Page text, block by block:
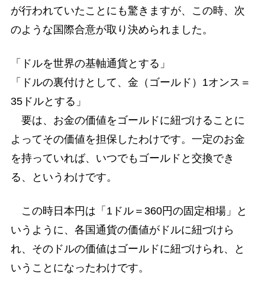
が行われていたことにも驚きますが、この時、次
のような国際合意が取り決められました。
「ドルを世界の基軸通貨とする」
「ドルの裏付けとして、金（ゴールド）1オンス＝
35ドルとする」
要は、お金の価値をゴールドに紐づけることに
よってその価値を担保したわけです。一定のお金
を持っていれば、いつでもゴールドと交換でき
る、というわけです。
この時日本円は「1ドル＝360円の固定相場」と
いうように、各国通貨の価値がドルに紐づけら
れ、そのドルの価値はゴールドに紐づけられ、と
いうことになったわけです。